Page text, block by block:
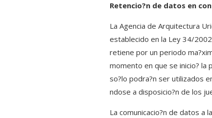
Retencio?n de datos en
La Agencia de Arquitectura
establecido en la Ley 34/
retiene por un periodo
momento en que se inicio? la
so?lo podra?n ser utilizados
ndose a disposicio?n de los
La comunicacio?n de datos a